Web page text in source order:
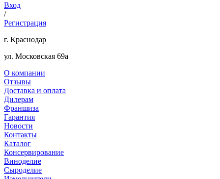
Вход
/
Регистрация
г. Краснодар
ул. Московская 69а
О компании
Отзывы
Доставка и оплата
Дилерам
Франшиза
Гарантия
Новости
Контакты
Каталог
Консервирование
Виноделие
Сыроделие